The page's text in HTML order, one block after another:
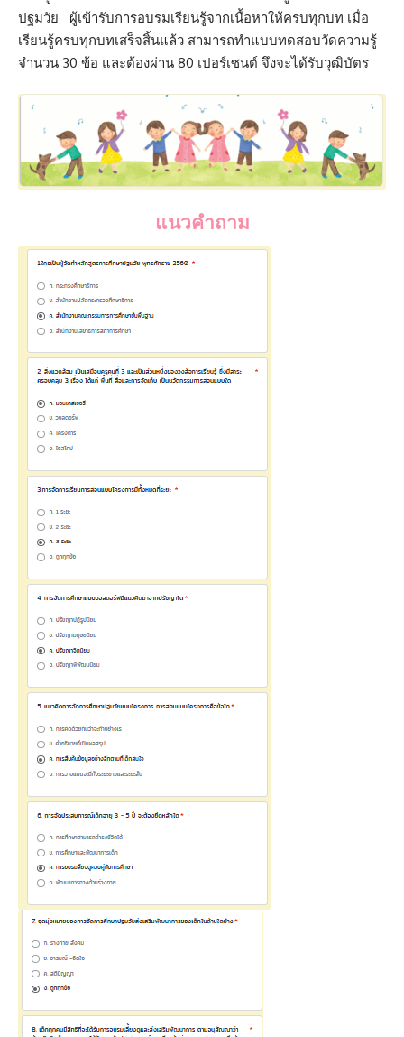
ปฐมวัย ผู้เข้ารับการอบรมเรียนรู้จากเนื้อหาให้ครบทุกบท เมื่อ
เรียนรู้ครบทุกบทเสร็จสิ้นแล้ว สามารถทำแบบทดสอบวัดความรู้
จำนวน 30 ข้อ และต้องผ่าน 80 เปอร์เซนต์ จึงจะได้รับวุฒิบัตร
แนวคำถาม